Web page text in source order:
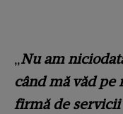
„Nu am
când mă văd
firmă de servicii